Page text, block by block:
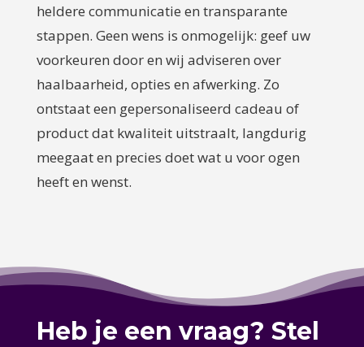
heldere communicatie en transparante
stappen. Geen wens is onmogelijk: geef uw
voorkeuren door en wij adviseren over
haalbaarheid, opties en afwerking. Zo
ontstaat een gepersonaliseerd cadeau of
product dat kwaliteit uitstraalt, langdurig
meegaat en precies doet wat u voor ogen
heeft en wenst.
Heb je een vraag? Stel